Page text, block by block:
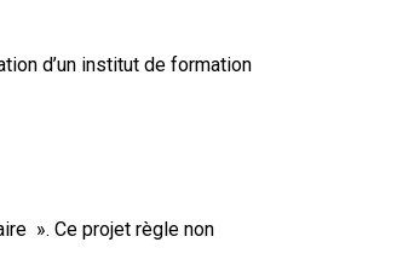
d’un institut de formation
». Ce projet règle non